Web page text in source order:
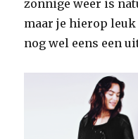
zonnige weer is
maar je hierop
nog wel eens een